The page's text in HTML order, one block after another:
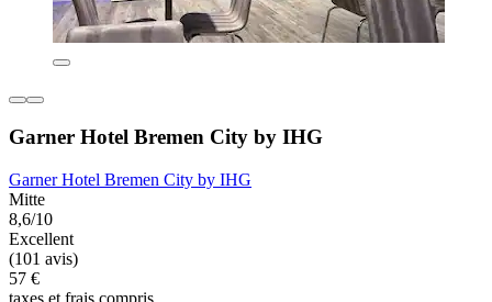
Garner Hotel Bremen City by IHG
Garner Hotel Bremen City by IHG
Mitte
8,6/10
Excellent
(101 avis)
57 €
taxes et frais compris